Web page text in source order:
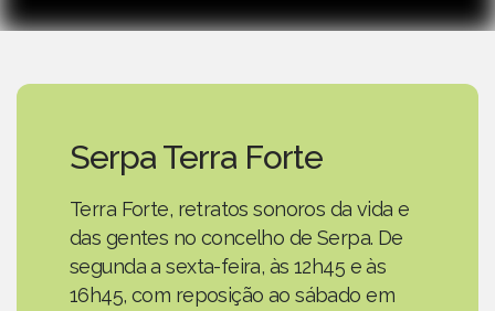
Serpa Terra Forte
Terra Forte, retratos sonoros da vida e
das gentes no concelho de Serpa. De
segunda a sexta-feira, às 12h45 e às
16h45, com reposição ao sábado em